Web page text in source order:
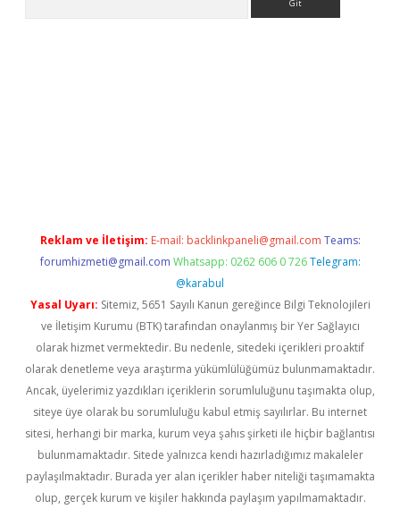
Reklam ve İletişim: E-mail: backlinkpaneli@gmail.com Teams:
forumhizmeti@gmail.com Whatsapp: 0262 606 0 726 Telegram:
@karabul
Yasal Uyarı: Sitemiz, 5651 Sayılı Kanun gereğince Bilgi Teknolojileri
ve İletişim Kurumu (BTK) tarafından onaylanmış bir Yer Sağlayıcı
olarak hizmet vermektedir. Bu nedenle, sitedeki içerikleri proaktif
olarak denetleme veya araştırma yükümlülüğümüz bulunmamaktadır.
Ancak, üyelerimiz yazdıkları içeriklerin sorumluluğunu taşımakta olup,
siteye üye olarak bu sorumluluğu kabul etmiş sayılırlar. Bu internet
sitesi, herhangi bir marka, kurum veya şahıs şirketi ile hiçbir bağlantısı
bulunmamaktadır. Sitede yalnızca kendi hazırladığımız makaleler
paylaşılmaktadır. Burada yer alan içerikler haber niteliği taşımamakta
olup, gerçek kurum ve kişiler hakkında paylaşım yapılmamaktadır.